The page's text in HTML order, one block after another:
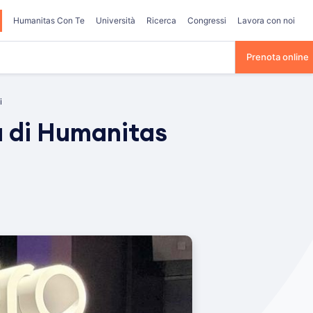
Humanitas Con Te Università Ricerca Congressi Lavora con noi
Prenota online
di Humanitas